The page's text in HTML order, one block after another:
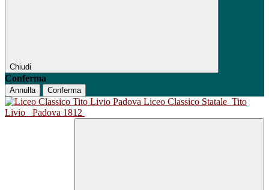
Chiudi
Conferma
Annulla Conferma
Liceo Classico Statale Tito
Livio
Padova 1812